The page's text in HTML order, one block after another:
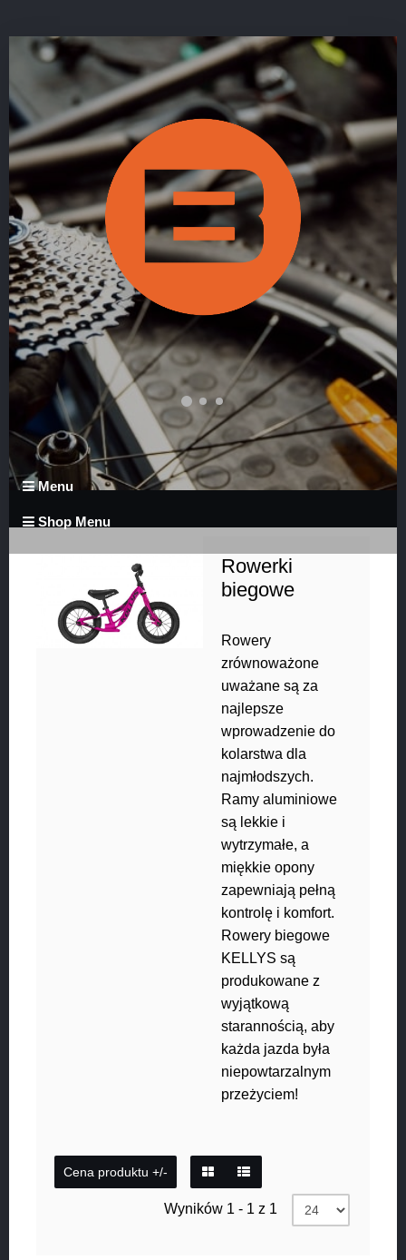
Menu
Shop Menu
Rowerki
biegowe
Rowery
zrównoważone
uważane są za
najlepsze
wprowadzenie do
kolarstwa dla
najmłodszych.
Ramy aluminiowe
są lekkie i
wytrzymałe, a
miękkie opony
zapewniają pełną
kontrolę i komfort.
Rowery biegowe
KELLYS są
produkowane z
wyjątkową
starannością, aby
każda jazda była
niepowtarzalnym
przeżyciem!
Cena produktu +/-
Wyników 1 - 1 z 1